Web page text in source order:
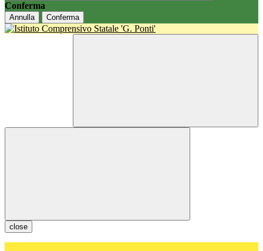
Conferma
Annulla Conferma
close